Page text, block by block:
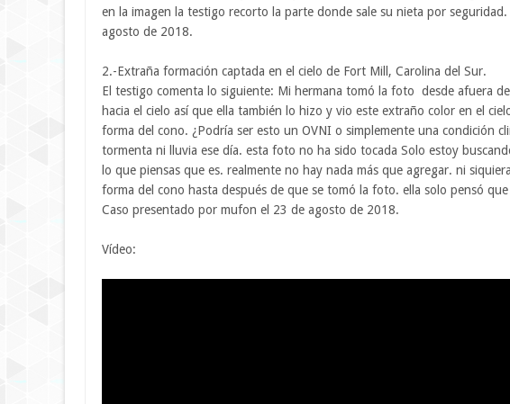
en la imagen la testigo recorto la parte donde sale su nieta por
agosto de 2018.
2.-Extraña formación captada en el cielo de Fort Mill, Carolina del Sur.
El testigo comenta lo siguiente: Mi hermana tomó la foto desde afuera
hacia el cielo así que ella también lo hizo y vio este extraño color en el
forma del cono. ¿Podría ser esto un OVNI o simplemente una condición
tormenta ni lluvia ese día. esta foto no ha sido tocada Solo estoy
lo que piensas que es. realmente no hay nada más que agregar. ni
forma del cono hasta después de que se tomó la foto. ella solo pensó
Caso presentado por mufon el 23 de agosto de 2018.
Vídeo: